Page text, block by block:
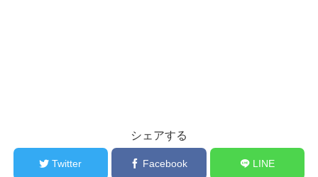
シェアする
Twitter Facebook LINE